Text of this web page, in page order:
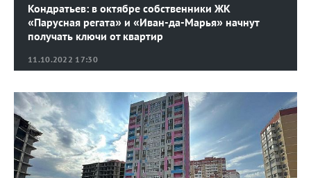
11.10.2022 17:30
Кондратьев: в октябре собственники ЖК
«Парусная регата» и «Иван-да-Марья» начнут
получать ключи от квартир